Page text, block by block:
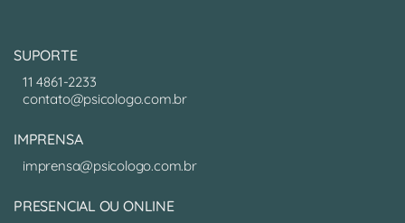
SUPORTE
11 4861-2233
contato@psicologo.com.br
IMPRENSA
imprensa@psicologo.com.br
PRESENCIAL OU ONLINE